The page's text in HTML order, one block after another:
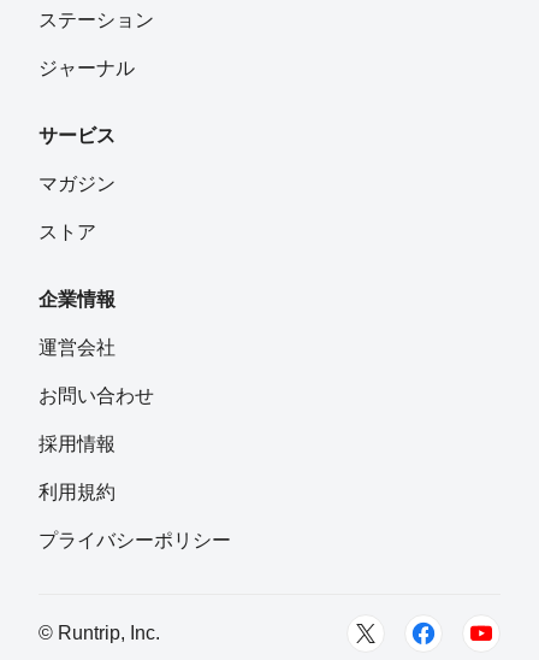
ステーション
ジャーナル
サービス
マガジン
ストア
企業情報
運営会社
お問い合わせ
採用情報
利用規約
プライバシーポリシー
© Runtrip, Inc.